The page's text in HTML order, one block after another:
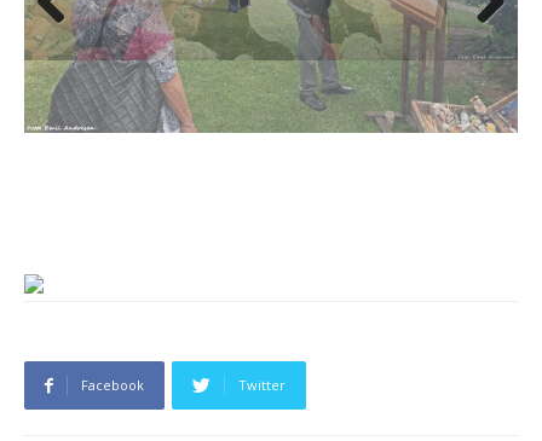
Previous Next